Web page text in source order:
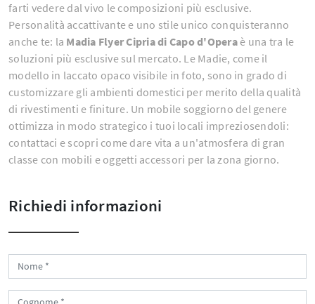
farti vedere dal vivo le composizioni più esclusive.
Personalità accattivante e uno stile unico conquisteranno
anche te: la Madia Flyer Cipria di Capo d'Operaè una tra le
soluzioni più esclusive sul mercato. Le Madie, come il
modello in laccato opaco visibile in foto, sono in grado di
customizzare gli ambienti domestici per merito della qualità
di rivestimenti e finiture. Un mobile soggiorno del genere
ottimizza in modo strategico i tuoi locali impreziosendoli:
contattaci e scopri come dare vita a un'atmosfera di gran
classe con mobili e oggetti accessori per la zona giorno.
Richiedi informazioni